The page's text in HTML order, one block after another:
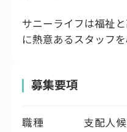
サニーライフは福祉
に熱意あるスタッフ
募集要項
職種 支配人